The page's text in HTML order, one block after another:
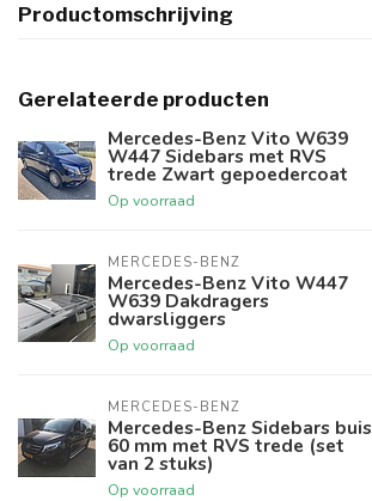
Productomschrijving
Gerelateerde producten
Mercedes-Benz Vito W639
W447 Sidebars met RVS
trede Zwart gepoedercoat
Op voorraad
MERCEDES-BENZ
Mercedes-Benz Vito W447
W639 Dakdragers
dwarsliggers
Op voorraad
MERCEDES-BENZ
Mercedes-Benz Sidebars buis
60 mm met RVS trede (set
van 2 stuks)
Op voorraad